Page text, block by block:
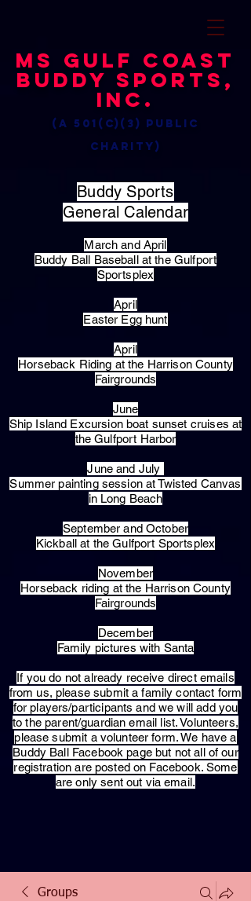
MS Gulf Coast
Buddy Sports,
Inc.
(a 501(c)(3) public
charity)
Buddy Sports
General Calendar
March and April
Buddy Ball Baseball at the Gulfport
Sportsplex
April
Easter Egg hunt
April
Horseback Riding at the Harrison County
Fairgrounds
June
Ship Island Excursion boat sunset cruises at
the Gulfport Harbor
June and July
Summer painting session at Twisted Canvas
in Long Beach
September and October
Kickball at the Gulfport Sportsplex
November
Horseback riding at the Harrison County
Fairgrounds
December
Family pictures with Santa
​If you do not already receive direct emails
from us, please submit a family contact form
for players/participants and we will add you
to the parent/guardian email list. Volunteers,
please submit a volunteer form. We have a
Buddy Ball Facebook page but not all of our
registration are posted on Facebook. Some
are only sent out via email.
Groups